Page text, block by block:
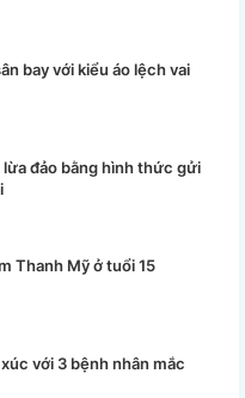
bay với kiểu áo lệch vai
đảo bằng hình thức gửi
Thanh Mỹ ở tuổi 15
với 3 bệnh nhân mắc